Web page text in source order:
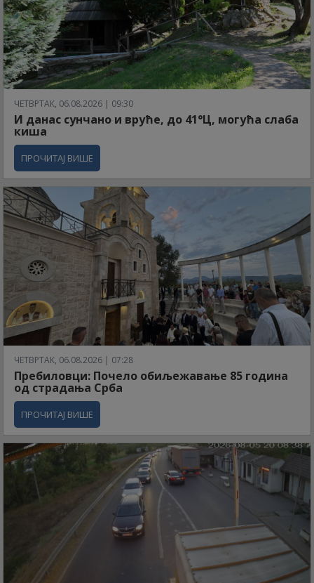
ЧЕТВРТАК, 06.08.2026 | 09:30
И данас сунчано и вруће, до 41°Ц, могућа слаба
киша
ПРОЧИТАЈ ВИШЕ
ЧЕТВРТАК, 06.08.2026 | 07:28
Пребиловци: Почело обиљежавање 85 година
од страдања Срба
ПРОЧИТАЈ ВИШЕ